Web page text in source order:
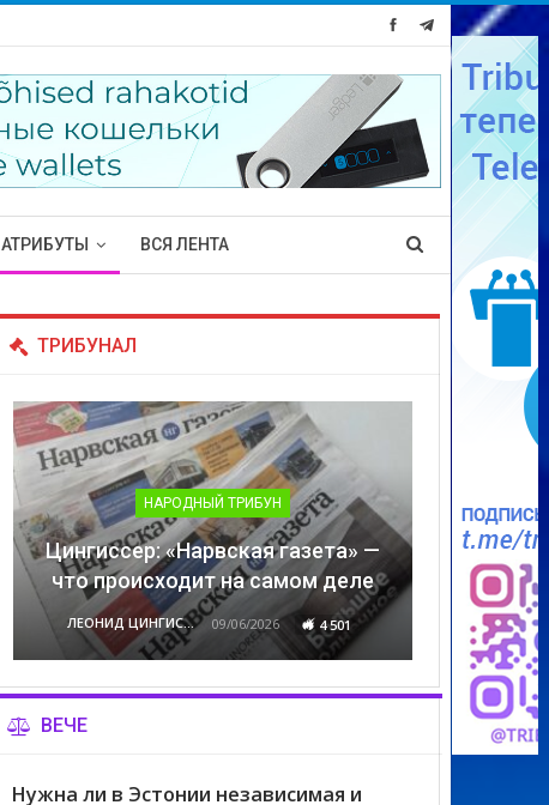
АТРИБУТЫ ВСЯ ЛЕНТА
ТРИБУНАЛ
НАРОДНЫЙ ТРИБУН
Цингиссер: «Нарвская газета» —
что происходит на самом деле
ЛЕОНИД ЦИНГИССЕР 09/06/2026 4 501
ВЕЧЕ
Нужна ли в Эстонии независимая и